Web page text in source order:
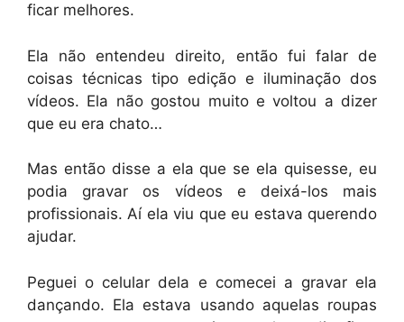
ficar melhores.
Ela não entendeu direito, então fui falar de
coisas técnicas tipo edição e iluminação dos
vídeos. Ela não gostou muito e voltou a dizer
que eu era chato…
Mas então disse a ela que se ela quisesse, eu
podia gravar os vídeos e deixá-los mais
profissionais. Aí ela viu que eu estava querendo
ajudar.
Peguei o celular dela e comecei a gravar ela
dançando. Ela estava usando aquelas roupas